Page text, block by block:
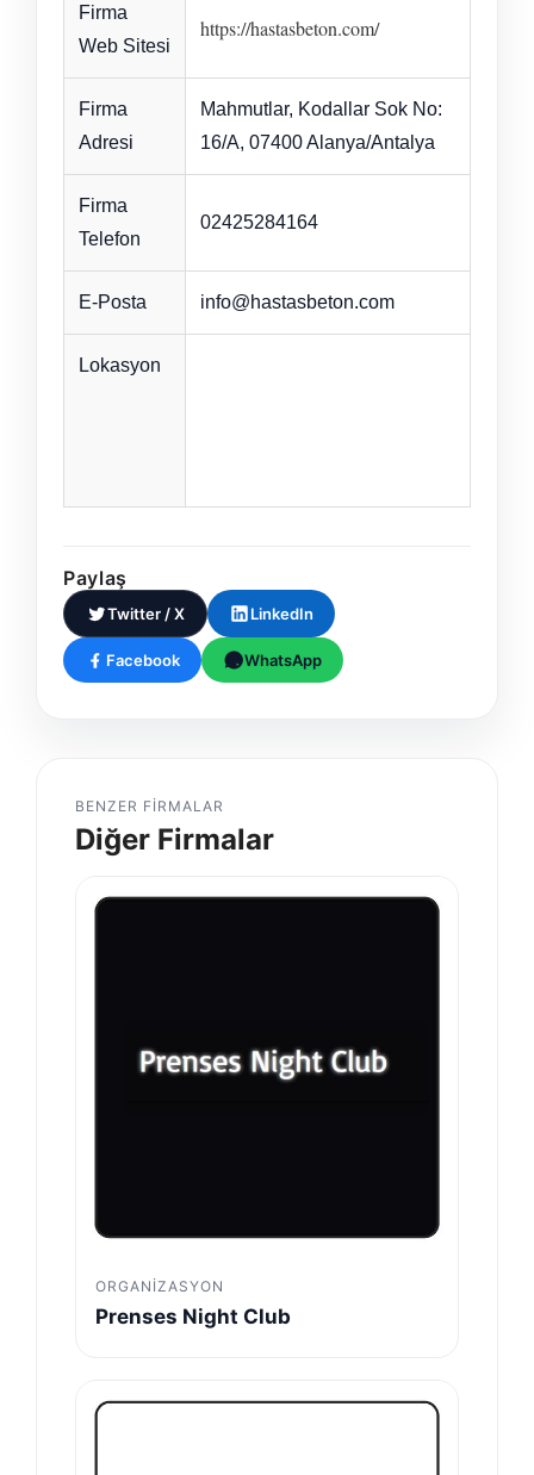
Firma
Web Sitesi
https://hastasbeton.com/
Firma
Adresi
Mahmutlar, Kodallar Sok No:
16/A, 07400 Alanya/Antalya
Firma
Telefon
02425284164
E-Posta info@hastasbeton.com
Lokasyon
Paylaş
Twitter / X LinkedIn
Facebook WhatsApp
BENZER FIRMALAR
Diğer Firmalar
ORGANIZASYON
Prenses Night Club